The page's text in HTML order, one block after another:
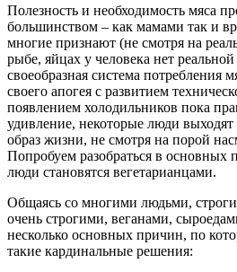
Полезность и необходимость мяса
большинством – как мамами так и
многие признают (не смотря на
рыбе, яйцах у человека нет
своеобразная система потребления
своего апогея с развитием
появлением холодильников пока
удивление, некоторые люди
образ жизни, не смотря на порой
Попробуем разобраться в основных
люди становятся вегетарианцами.
Общаясь со многими людьми,
очень строгими, веганами,
несколько основных причин, по
такие кардинальные решения: